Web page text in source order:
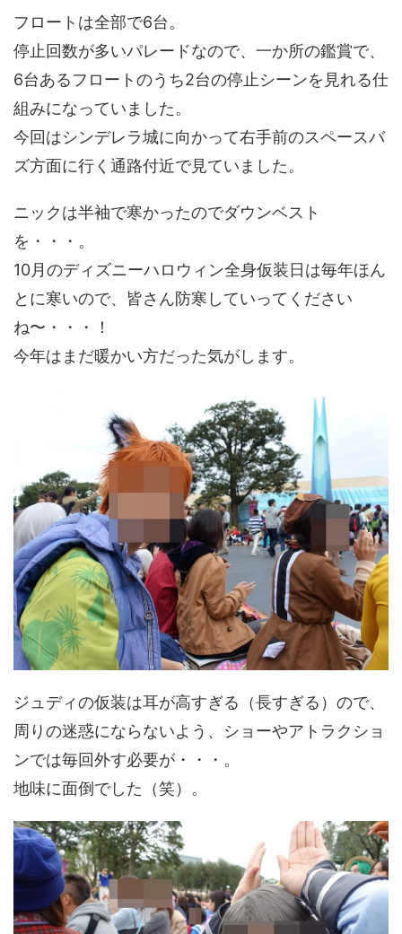
フロートは全部で6台。
停止回数が多いパレードなので、一か所の鑑賞で、
6台あるフロートのうち2台の停止シーンを見れる仕
組みになっていました。
今回はシンデレラ城に向かって右手前のスペースバ
ズ方面に行く通路付近で見ていました。
ニックは半袖で寒かったのでダウンベスト
を・・・。
10月のディズニーハロウィン全身仮装日は毎年ほん
とに寒いので、皆さん防寒していってください
ね〜・・・！
今年はまだ暖かい方だった気がします。
ジュディの仮装は耳が高すぎる（長すぎる）ので、
周りの迷惑にならないよう、ショーやアトラクショ
ンでは毎回外す必要が・・・。
地味に面倒でした（笑）。